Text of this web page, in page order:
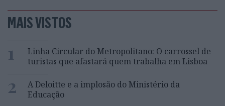
MAIS VISTOS
1
Linha Circular do Metropolitano: O carrossel de
turistas que afastará quem trabalha em Lisboa
2
A Deloitte e a implosão do Ministério da
Educação